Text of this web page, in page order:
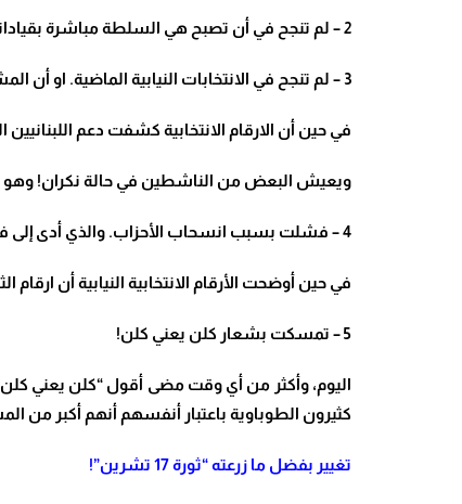
2 – لم تنجح في أن تصبح هي السلطة مباشرة
3 – لم تنجح في الانتخابات النيابية الماضية. او أن
في حين أن الارقام الانتخابية كشفت دعم
ويعيش البعض من الناشطين في حالة نكران! وهو لا
4 – فشلت بسبب انسحاب الأحزاب. والذي أدى إلى
في حين أوضحت الأرقام الانتخابية النيابية أن
5 – تمسكت بشعار كلن يعني كلن!
اليوم، وأكثر من أي وقت مضى أقول “كلن يعني
كثيرون الطوباوية باعتبار أنفسهم أنهم أكبر من
تغيير بفضل ما زرعته “ثورة 17 تشرين” !